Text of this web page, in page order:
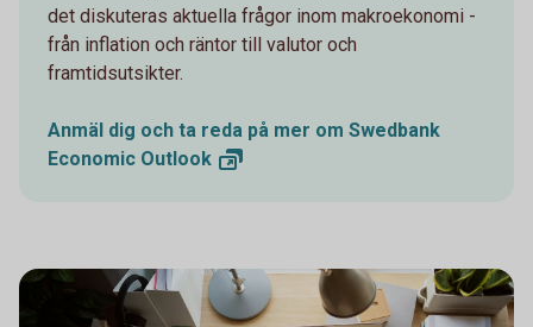
det diskuteras aktuella frågor inom makroekonomi -
från inflation och räntor till valutor och
framtidsutsikter.
Anmäl dig och ta reda på mer om Swedbank
Economic Outlook